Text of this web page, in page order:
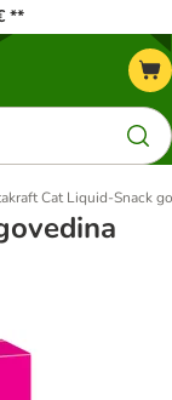
**
Cat Liquid-Snack